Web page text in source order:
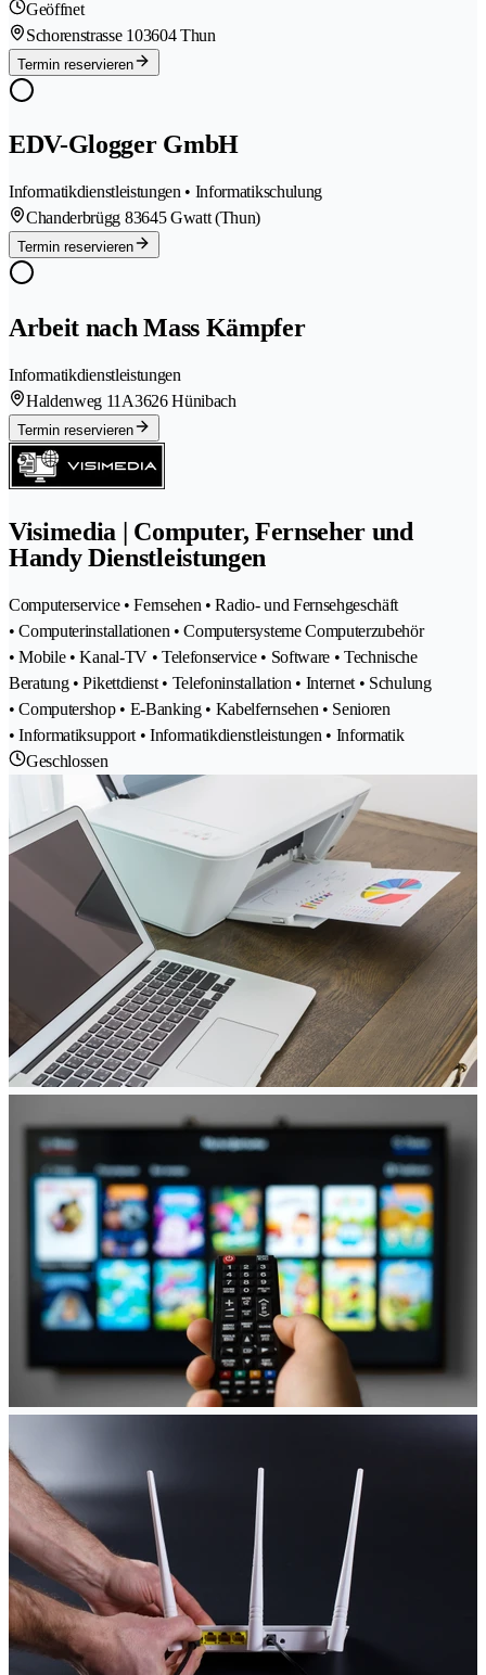
Geöffnet
Schorenstrasse 103604 Thun
Termin reservieren
EDV-Glogger GmbH
Informatikdienstleistungen • Informatikschulung
Chanderbrügg 83645 Gwatt (Thun)
Termin reservieren
Arbeit nach Mass Kämpfer
Informatikdienstleistungen
Haldenweg 11A3626 Hünibach
Termin reservieren
Visimedia | Computer, Fernseher und
Handy Dienstleistungen
Computerservice • Fernsehen • Radio- und Fernsehgeschäft
• Computerinstallationen • Computersysteme Computerzubehör
• Mobile • Kanal-TV • Telefonservice • Software • Technische
Beratung • Pikettdienst • Telefoninstallation • Internet • Schulung
• Computershop • E-Banking • Kabelfernsehen • Senioren
• Informatiksupport • Informatikdienstleistungen • Informatik
Geschlossen